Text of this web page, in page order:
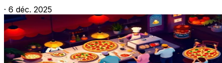
· 6 déc. 2025